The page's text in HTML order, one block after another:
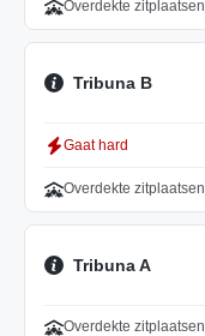
Overdekte zitplaatsen
Tribuna B
Gaat hard
Overdekte zitplaatsen
Tribuna A
Overdekte zitplaatsen